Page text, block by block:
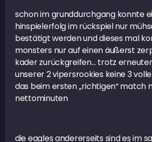
schon im grunddurchgang konnte ein
hinspielerfolg im rückspiel nur
bestätigt werden und dieses mal
monsters nur auf einen äußerst
kader zurückgreifen… trotz
unserer 2 vipersrookies keine 3
das beim ersten „richtigen“ match
nettominuten
die eagles andererseits sind es im